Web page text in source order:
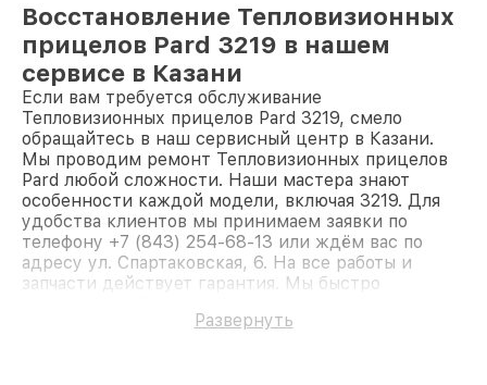
Восстановление Тепловизионных
прицелов Pard 3219 в нашем
сервисе в Казани
Если вам требуется обслуживание
Тепловизионных прицелов Pard 3219, смело
обращайтесь в наш сервисный центр в Казани.
Мы проводим ремонт Тепловизионных прицелов
Pard любой сложности. Наши мастера знают
особенности каждой модели, включая 3219. Для
удобства клиентов мы принимаем заявки по
телефону +7 (843) 254-68-13 или ждём вас по
адресу ул. Спартаковская, 6. На все работы и
запчасти действует гарантия. Мы быстро
Развернуть